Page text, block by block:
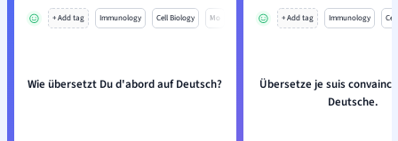
+ Add tag Immunology Cell Biology Mo
Wie übersetzt Du d'abord auf Deutsch?
+ Add tag Immunology
Übersetze je suis
Deutsche.